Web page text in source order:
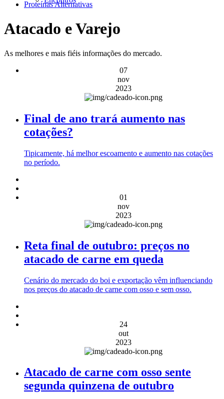
Proteínas Alternativas
Atacado e Varejo
As melhores e mais fiéis informações do mercado.
07
nov
2023
Final de ano trará aumento nas
cotações?
Tipicamente, há melhor escoamento e aumento nas cotações
no período.
01
nov
2023
Reta final de outubro: preços no
atacado de carne em queda
Cenário do mercado do boi e exportação vêm influenciando
nos preços do atacado de carne com osso e sem osso.
24
out
2023
Atacado de carne com osso sente
segunda quinzena de outubro